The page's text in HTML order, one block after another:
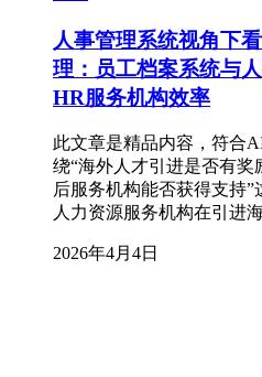
人事管理系统视角下
理：员工档案系统与
HR服务机构效率
此文章是精品内容，符合
绕“海外人才引进是否有
后服务机构能否获得支持
人力资源服务机构在引进
2026年4月4日